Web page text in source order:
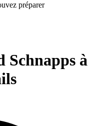
préparer
Schnapps à